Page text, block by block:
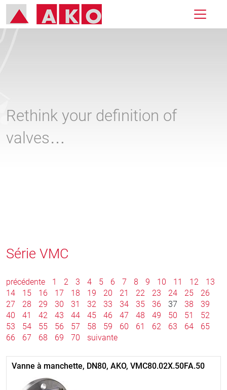
Rethink your definition of
valves…
Série VMC
précédente 1 2 3 4 5 6 7 8 9 10 11 12
13
14
15 16 17 18 19 20 21 22 23 24 25
26
27
28 29 30 31 32 33 34 35 36 37 38
39
40
41 42 43 44 45 46 47 48 49 50 51
52
53
54 55 56 57 58 59 60 61 62 63 64
65
66
67 68 69 70 suivante
Vanne à manchette, DN80, AKO, VMC80.02X.50FA.50